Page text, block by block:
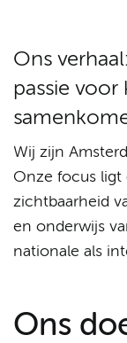
Ons
passie voor
Wij zijn
Onze focus ligt
zichtbaarheid
en onderwijs
nationale als
Ons